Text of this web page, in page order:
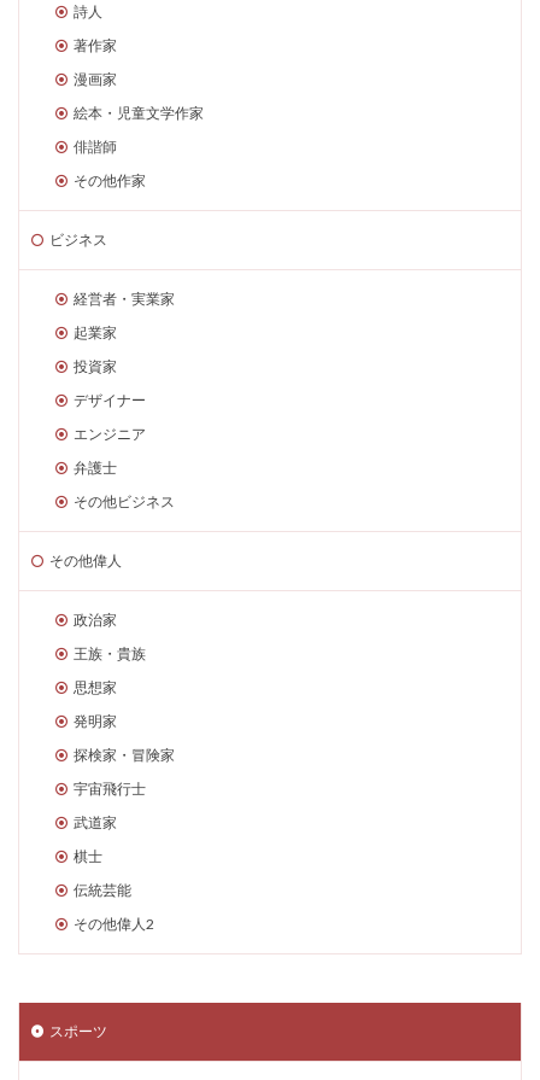
詩人
著作家
漫画家
絵本・児童文学作家
俳諧師
その他作家
ビジネス
経営者・実業家
起業家
投資家
デザイナー
エンジニア
弁護士
その他ビジネス
その他偉人
政治家
王族・貴族
思想家
発明家
探検家・冒険家
宇宙飛行士
武道家
棋士
伝統芸能
その他偉人2
スポーツ